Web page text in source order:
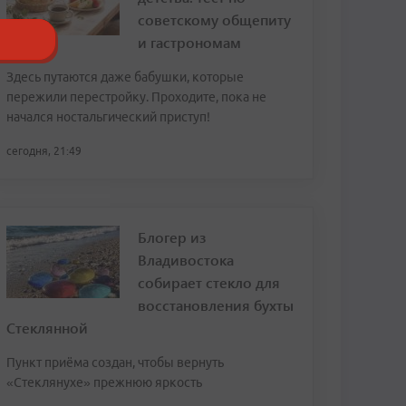
советскому общепиту
и гастрономам
Здесь путаются даже бабушки, которые
пережили перестройку. Проходите, пока не
начался ностальгический приступ!
сегодня, 21:49
Блогер из
Владивостока
собирает стекло для
восстановления бухты
Стеклянной
Пункт приёма создан, чтобы вернуть
«Стеклянухе» прежнюю яркость